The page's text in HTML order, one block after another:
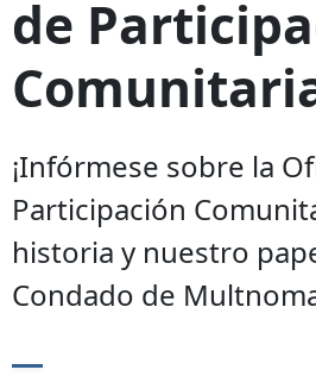
de
¡Infórmese sobre la
Participación
historia y nuestro
Condado de